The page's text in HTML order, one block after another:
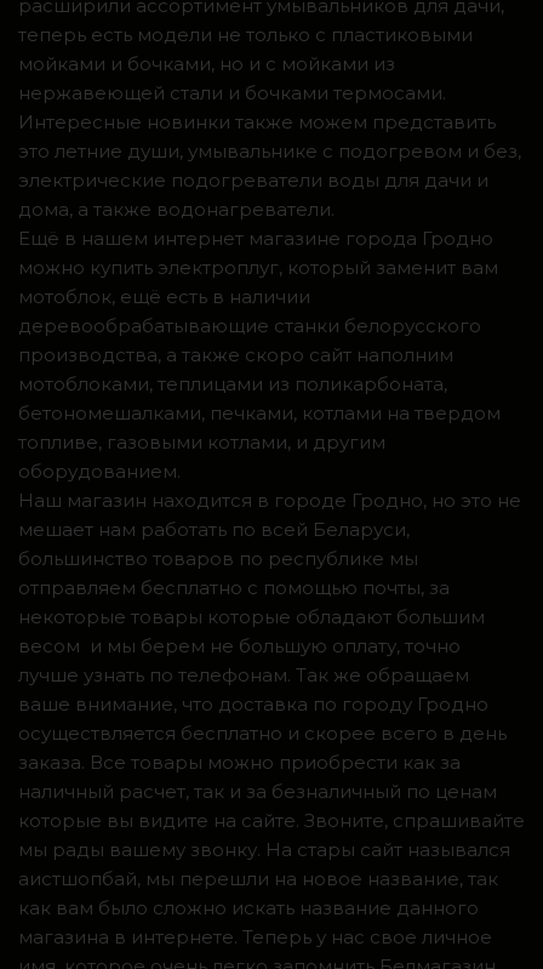
расширили ассортимент умывальников для дачи,
теперь есть модели не только с пластиковыми
мойками и бочками, но и с мойками из
нержавеющей стали и бочками термосами.
Интересные новинки также можем представить
это летние души, умывальнике с подогревом и без,
электрические подогреватели воды для дачи и
дома, а также водонагреватели.
Ещё в нашем интернет магазине города Гродно
можно купить электроплуг, который заменит вам
мотоблок, ещё есть в наличии
деревообрабатывающие станки белорусского
производства, а также скоро сайт наполним
мотоблоками, теплицами из поликарбоната,
бетономешалками, печками, котлами на твердом
топливе, газовыми котлами, и другим
оборудованием.
Наш магазин находится в городе Гродно, но это не
мешает нам работать по всей Беларуси,
большинство товаров по республике мы
отправляем бесплатно с помощью почты, за
некоторые товары которые обладают большим
весом и мы берем не большую оплату, точно
лучше узнать по телефонам. Так же обращаем
ваше внимание, что доставка по городу Гродно
осуществляется бесплатно и скорее всего в день
заказа. Все товары можно приобрести как за
наличный расчет, так и за безналичный по ценам
которые вы видите на сайте. Звоните, спрашивайте
мы рады вашему звонку. На стары сайт назывался
аистшопбай, мы перешли на новое название, так
как вам было сложно искать название данного
магазина в интернете. Теперь у нас свое личное